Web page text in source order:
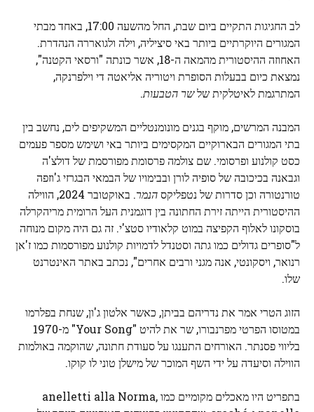
לב החגיגות התקיים ביום שבת, החל מהשעה 17:00, באחד מבתי
המגורים היוקרתיים ביותר באי סיציליה, וילה ולגואררה הנהדרת.
האחוזה ההיסטורית מהמאה ה-18, אשר כונתה "ורסאי הקטנה",
נמצאת כיום בבעלות הסופרת ויטוריה אליאטה די וילפרנקה,
המתרגמת לאיטלקית שלשר הטבעות.
המבנה המרשים, מוקף בגנים מונומנטליים המשקיפים לים, נחשב בין
בתי המגורים הבארוקיים המקסימים ביותר באי ושימש מספר פעמים
כסט קולנוע ופרסומי. שם צולמה פרסומת מפורסמת של דולצ'ה
וגבאנה בכיכובה של סופיה לורן ובבימויו של הבמאי הבגרזי ג'וזפה
טורנטורה וכן סדרות של נטפליקסהנמר
. באוקטובר 2024, הווילה
ההיסטורית הייתה זירת החתונה בין דוגמנית העל הרומית מריהקרלה
בוסקונו לאלוף הקפיצה במוט קלאודיו סטצ'י. זה גם היה מקום מנוחה
ל"סופרים גדולים כמו גתה וסטנדל לדמויות קולנוע מפורסמות כמו ז'אן
רנואר, ויסקונטי, אנה מגני ורבים אחרים", נכתב באתר האינטרנט
שלו.
הזוג הטרי אמר את נדריהם בביתן, כאשר אלטון ג'ון, שנחת בפלרמו
במטוסו הפרטי מפרנבורו, שר את להיט "Your Song" מ-1970
בליווי פסנתר. האורחים התענגו על סעודת חתונה, שהוקמה באולמות
הווילה וסיעדה על ידי השף המוכר של מישלן טוני לו קוקו.
בתפריט היו מאכלים מקומיים כמו anelletti alla Norma,